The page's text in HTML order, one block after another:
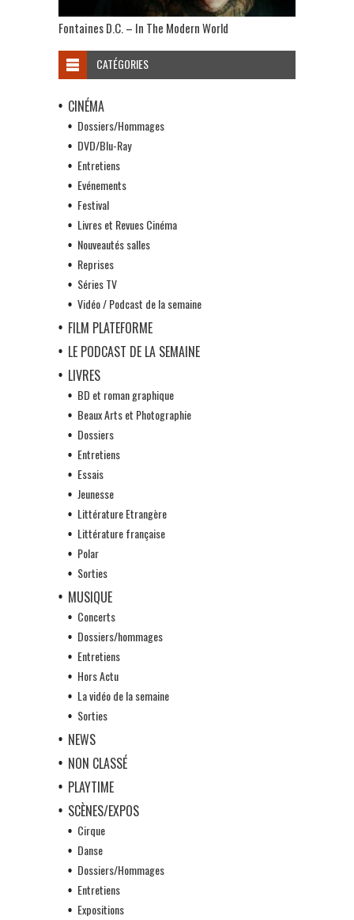
Fontaines D.C. – In The Modern World
CATÉGORIES
CINÉMA
Dossiers/Hommages
DVD/Blu-Ray
Entretiens
Evénements
Festival
Livres et Revues Cinéma
Nouveautés salles
Reprises
Séries TV
Vidéo / Podcast de la semaine
FILM PLATEFORME
LE PODCAST DE LA SEMAINE
LIVRES
BD et roman graphique
Beaux Arts et Photographie
Dossiers
Entretiens
Essais
Jeunesse
Littérature Etrangère
Littérature française
Polar
Sorties
MUSIQUE
Concerts
Dossiers/hommages
Entretiens
Hors Actu
La vidéo de la semaine
Sorties
NEWS
NON CLASSÉ
PLAYTIME
SCÈNES/EXPOS
Cirque
Danse
Dossiers/Hommages
Entretiens
Expositions